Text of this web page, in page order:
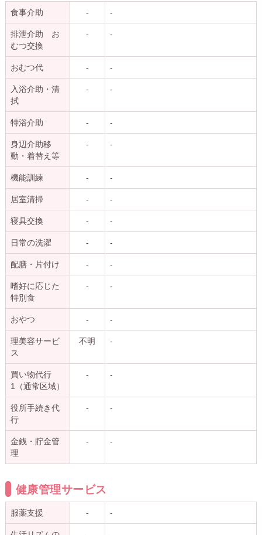
食事介助 - -
排泄介助 お
むつ交換
- -
おむつ代 - -
入浴介助・清
拭
- -
特浴介助 - -
身辺介助移
動・着替え等
- -
機能訓練 - -
居室清掃 - -
寝具交換 - -
日常の洗濯 - -
配膳・片付け - -
嗜好に応じた
特別食
- -
おやつ - -
理美容サービ
ス
不明 -
買い物代行
1（通常区域）
- -
役所手続き代
行
- -
金銭・貯金管
理
- -
健康管理サービス
服薬支援 - -